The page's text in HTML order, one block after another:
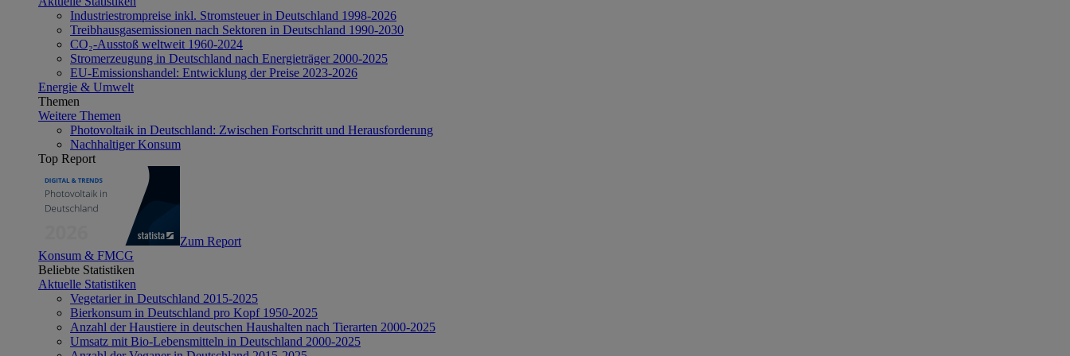
Industriestrompreise inkl. Stromsteuer in Deutschland 1998-2026
Treibhausgasemissionen nach Sektoren in Deutschland 1990-2030
CO₂-Ausstoß weltweit 1960-2024
Stromerzeugung in Deutschland nach Energieträger 2000-2025
EU-Emissionshandel: Entwicklung der Preise 2023-2026
Energie & Umwelt
Themen
Weitere Themen
Photovoltaik in Deutschland: Zwischen Fortschritt und Herausforderung
Nachhaltiger Konsum
Top Report
Zum Report
Konsum & FMCG
Beliebte Statistiken
Aktuelle Statistiken
Vegetarier in Deutschland 2015-2025
Bierkonsum in Deutschland pro Kopf 1950-2025
Anzahl der Haustiere in deutschen Haushalten nach Tierarten 2000-2025
Umsatz mit Bio-Lebensmitteln in Deutschland 2000-2025